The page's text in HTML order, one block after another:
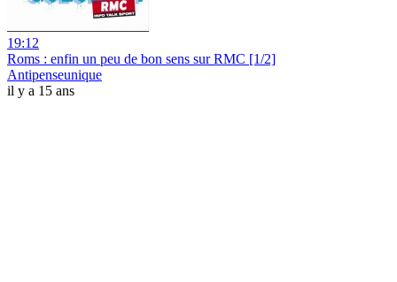
19:12
Roms : enfin un peu de bon sens sur RMC [1/2]
Antipenseunique
il y a 15 ans